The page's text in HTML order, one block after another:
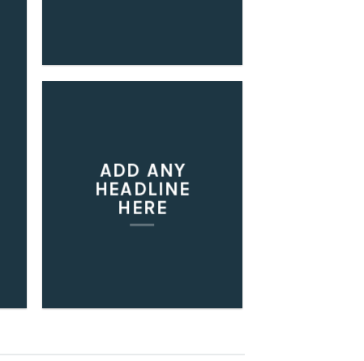
ADD ANY
HEADLINE
HERE